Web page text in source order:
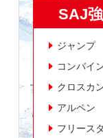
SAJ
ジャンプ
コンバイ
クロスカ
アルペン
フリース